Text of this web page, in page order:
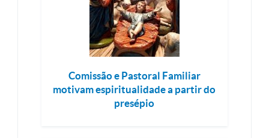
Comissão e Pastoral Familiar
motivam espiritualidade a partir do
presépio